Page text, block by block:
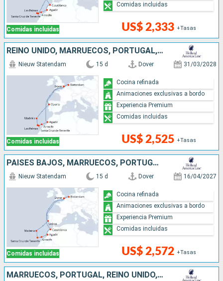
Comidas incluidas US$ 2,333 +Tasas
Comidas incluidas
REINO UNIDO, MARRUECOS, PORTUGAL, PAISES BAJOS
Comidas incluidas
Nieuw Statendam 15 d Dover 31/03/2028
US$ 2,525 +Tasas
Cocina refinada
Animaciones exclusivas a bordo
Experiencia Premium
Comidas incluidas
PAISES BAJOS, MARRUECOS, PORTUGAL, REINO UNIDO
Comidas incluidas
Nieuw Statendam 15 d Dover 16/04/2027
US$ 2,572 +Tasas
Cocina refinada
Animaciones exclusivas a bordo
Experiencia Premium
Comidas incluidas
MARRUECOS, PORTUGAL, REINO UNIDO, PAISES BAJOS